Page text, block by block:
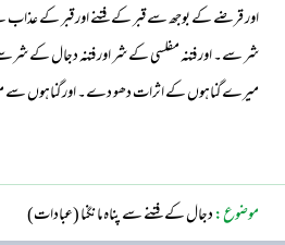
اور قرضے کے بوجھ سے قبر کے فتنے اور قبر کے
شر سے۔ اور فتنہ مفلسی کے شر اور فتنہ دجال کے
میرے گناہوں کے اثرات دھو دے۔ اور گناہوں سے
موضوع:دجال کے فتنے سے پناہ مانگنا (عبادات)